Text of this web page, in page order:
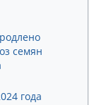
семян
года